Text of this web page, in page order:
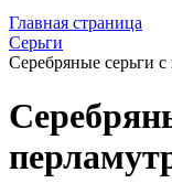
Главная страница
Серьги
Серебряные серьги